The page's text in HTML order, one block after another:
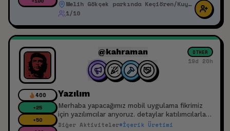
Melih Gökçek parkında Keçiören/Kuyubaşı
1/10
400
+25
+50
@kahraman OTHER
19d 20h
Yazılım
Merhaba yapacağımız mobil uygulama fikrimiz
için yazılımcılar arıyoruz. detaylar katılımcılarla
paylaşılacaktır. Projemizde bulunmak isteyenler
Diğer Aktiviteler#İçerik Üretimi